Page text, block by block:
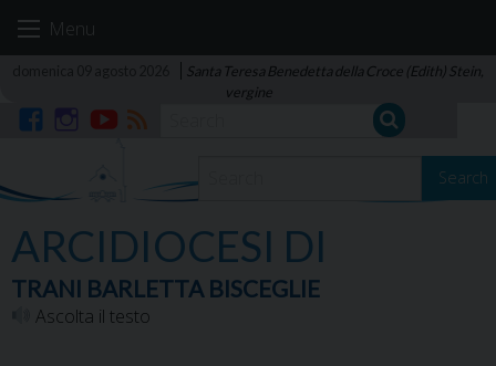
Menu
Santa Teresa Benedetta della Croce (Edith) Stein,
vergine
Search
ARCIDIOCESI DI
TRANI BARLETTA BISCEGLIE
Ascolta il testo